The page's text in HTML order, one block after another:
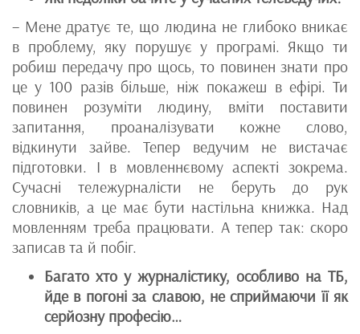
– Мене дратує те, що людина не глибоко вникає
в проблему, яку порушує у програмі. Якщо ти
робиш передачу про щось, то повинен знати про
це у 100 разів більше, ніж покажеш в ефірі. Ти
повинен розуміти людину, вміти поставити
запитання, проаналізувати кожне слово,
відкинути зайве. Тепер ведучим не вистачає
підготовки. І в мовленнєвому аспекті зокрема.
Сучасні тележурналісти не беруть до рук
словників, а це має бути настільна книжка. Над
мовленням треба працювати. А тепер так: скоро
записав та й побіг.
Багато хто у журналістику, особливо на ТБ,
йде в погоні за славою, не сприймаючи її як
серйозну професію…